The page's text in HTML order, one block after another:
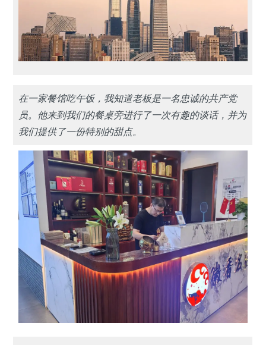
在一家餐馆吃午饭，我知道老板是一名忠诚的共产党
员。他来到我们的餐桌旁进行了一次有趣的谈话，并为
我们提供了一份特别的甜点。